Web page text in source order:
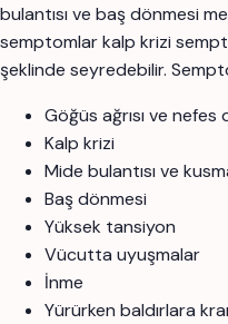
bulantısı ve baş dönmesi
semptomlar kalp krizi
şeklinde seyredebilir.
Göğüs ağrısı ve nefes
Kalp krizi
Mide bulantısı ve
Baş dönmesi
Yüksek tansiyon
Vücutta uyuşmalar
İnme
Yürürken baldırlara